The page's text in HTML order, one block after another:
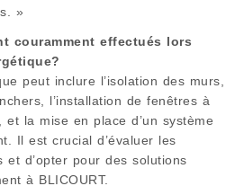
»
couramment effectués lors
peut inclure l’isolation des murs,
l’installation de fenêtres à
la mise en place d’un système
Il est crucial d’évaluer les
et d’opter pour des solutions
à BLICOURT.